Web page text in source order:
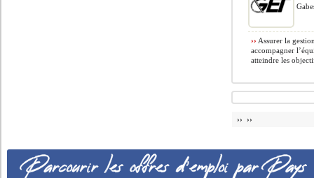
›› Assurer la
accompagner
atteindre les
›› ››